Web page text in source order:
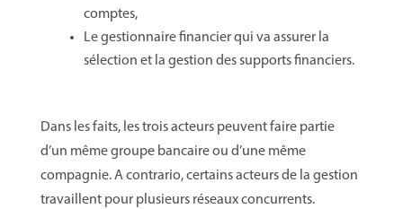
comptes,
Le gestionnaire financier qui va assurer la
sélection et la gestion des supports financiers.
Dans les faits, les trois acteurs peuvent faire partie
d’un même groupe bancaire ou d’une même
compagnie. A contrario, certains acteurs de la gestion
travaillent pour plusieurs réseaux concurrents.